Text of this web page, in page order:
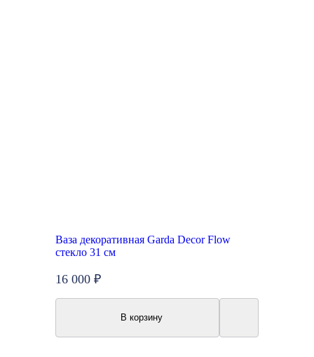
Ваза декоративная Garda Decor Flow
стекло 31 см
16 000 ₽
В корзину